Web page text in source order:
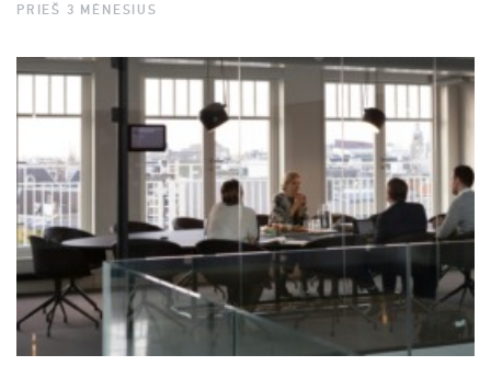
PRIEŠ 3 MĖNESIUS